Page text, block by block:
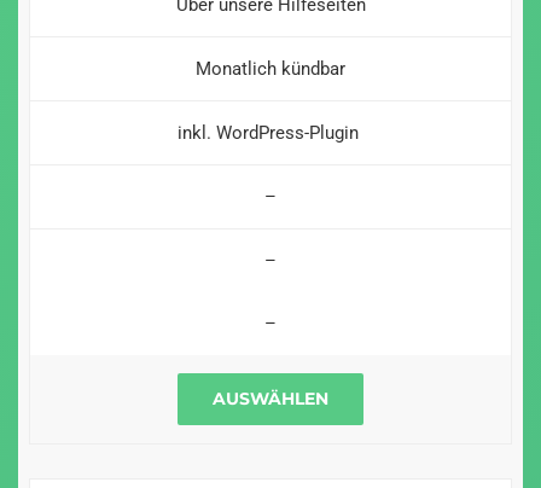
Über unsere Hilfeseiten
Monatlich kündbar
inkl. WordPress-Plugin
–
–
–
AUSWÄHLEN